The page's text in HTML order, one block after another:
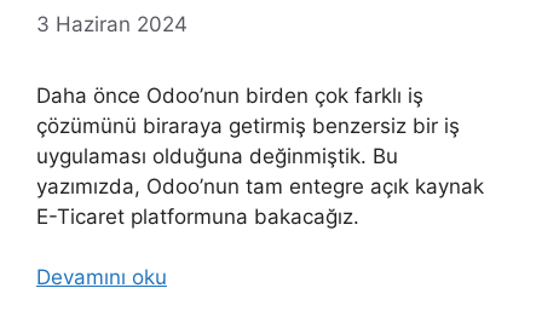
3 Haziran 2024
Daha önce Odoo’nun birden çok farklı iş
çözümünü biraraya getirmiş benzersiz bir iş
uygulaması olduğuna değinmiştik. Bu
yazımızda, Odoo’nun tam entegre açık kaynak
E-Ticaret platformuna bakacağız.
Devamını oku